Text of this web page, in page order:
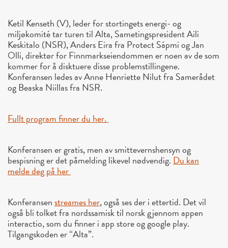
Ketil Kenseth (V), leder for stortingets energi- og
miljøkomité tar turen til Alta, Sametingspresident Aili
Keskitalo (NSR), Anders Eira fra Protect Sápmi og Jan
Olli, direktør for Finnmarkseiendommen er noen av de som
kommer for å disktuere disse problemstillingene.
Konferansen ledes av Anne Henriette Nilut fra Samerådet
og Beaska Niillas fra NSR.
Fullt program finner du her.
Konferansen er gratis, men av smittevernshensyn og
bespisning er det påmelding likevel nødvendig. Du kan
melde deg på her
Konferansenstreames her, også ses der i ettertid. Det vil
også bli tolket fra nordssamisk til norsk gjennom appen
interactio, som du finner i app store og google play.
Tilgangskoden er “Alta”.